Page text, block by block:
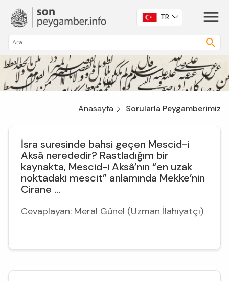
TR
Anasayfa Sorularla Peygamberimiz
İsra suresinde bahsi geçen Mescid-i
Aksâ nerededir? Rastladığım bir
kaynakta, Mescid-i Aksâ’nın “en uzak
noktadaki mescit” anlamında Mekke’nin
Cirane ...
Cevaplayan: Meral Günel (Uzman İlahiyatçı)